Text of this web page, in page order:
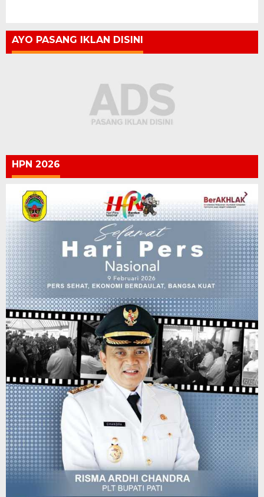
AYO PASANG IKLAN DISINI
HPN 2026